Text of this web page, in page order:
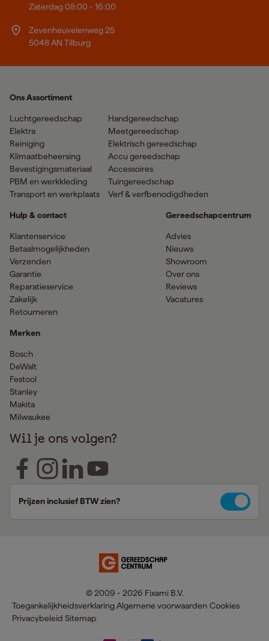
Zaterdag 08:00 - 16:00
Zevenheuvelenweg 25
5048 AN Tilburg
Ons Assortiment
Luchtgereedschap
Elektra
Reiniging
Klimaatbeheersing
Bevestigingsmateriaal
PBM en werkkleding
Transport en werkplaats
Handgereedschap
Meetgereedschap
Elektrisch gereedschap
Accu gereedschap
Accessoires
Tuingereedschap
Verf & verfbenodigdheden
Hulp & contact
Klantenservice
Betaalmogelijkheden
Verzenden
Garantie
Reparatieservice
Zakelijk
Retourneren
Merken
Bosch
DeWalt
Festool
Stanley
Makita
Milwaukee
Gereedschapcentrum
Advies
Nieuws
Showroom
Over ons
Reviews
Vacatures
Wil je ons volgen?
Prijzen inclusief BTW zien?
© 2009 - 2026 Fixami B.V.
Toegankelijkheidsverklaring Algemene voorwaarden Cookies
Privacybeleid Sitemap